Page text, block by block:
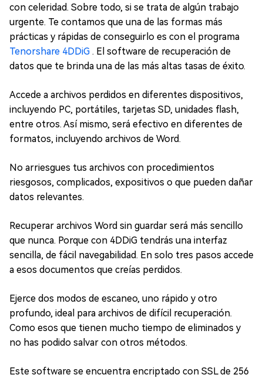
con celeridad. Sobre todo, si se trata de algún trabajo
urgente. Te contamos que una de las formas más
prácticas y rápidas de conseguirlo es con el programa
Tenorshare 4DDiG . El software de recuperación de
datos que te brinda una de las más altas tasas de éxito.
Accede a archivos perdidos en diferentes dispositivos,
incluyendo PC, portátiles, tarjetas SD, unidades flash,
entre otros. Así mismo, será efectivo en diferentes de
formatos, incluyendo archivos de Word.
No arriesgues tus archivos con procedimientos
riesgosos, complicados, expositivos o que pueden dañar
datos relevantes.
Recuperar archivos Word sin guardar será más sencillo
que nunca. Porque con 4DDiG tendrás una interfaz
sencilla, de fácil navegabilidad. En solo tres pasos accede
a esos documentos que creías perdidos.
Ejerce dos modos de escaneo, uno rápido y otro
profundo, ideal para archivos de difícil recuperación.
Como esos que tienen mucho tiempo de eliminados y
no has podido salvar con otros métodos.
Este software se encuentra encriptado con SSL de 256